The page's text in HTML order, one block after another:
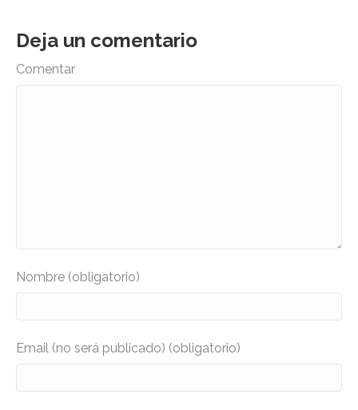
Deja un comentario
Comentar
Nombre (obligatorio)
Email (no será publicado) (obligatorio)